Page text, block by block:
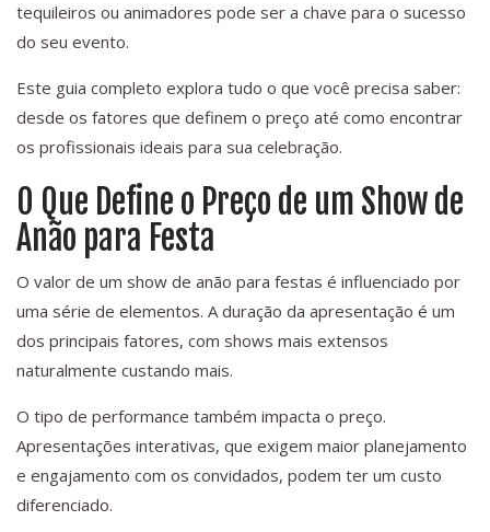
tequileiros ou animadores pode ser a chave para o sucesso
do seu evento.
Este guia completo explora tudo o que você precisa saber:
desde os fatores que definem o preço até como encontrar
os profissionais ideais para sua celebração.
O Que Define o Preço de um Show de
Anão para Festa
O valor de um show de anão para festas é influenciado por
uma série de elementos. A duração da apresentação é um
dos principais fatores, com shows mais extensos
naturalmente custando mais.
O tipo de performance também impacta o preço.
Apresentações interativas, que exigem maior planejamento
e engajamento com os convidados, podem ter um custo
diferenciado.